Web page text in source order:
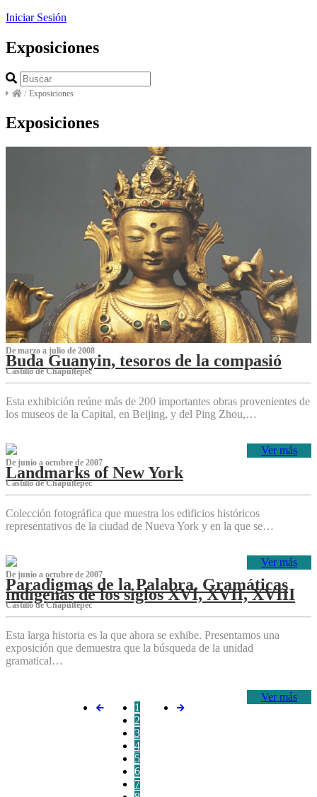
Iniciar Sesión
Exposiciones
/ Exposiciones
Exposiciones
De marzo a julio de 2008
Buda Guanyin, tesoros de la compasió
Castillo de Chapultepec
Esta exhibición reúne más de 200 importantes obras provenientes de
los museos de la Capital, en Beijing, y del Ping Zhou,…
Ver más
De junio a octubre de 2007
Landmarks of New York
Castillo de Chapultepec
Colección fotográfica que muestra los edificios históricos
representativos de la ciudad de Nueva York y en la que se…
Ver más
De junio a octubre de 2007
Paradigmas de la Palabra. Gramáticas
indígenas de los siglos XVI, XVII, XVIII
Castillo de Chapultepec
Esta larga historia es la que ahora se exhibe. Presentamos una
exposición que demuestra que la búsqueda de la unidad
gramatical…
Ver más
1
2
3
4
5
6
7